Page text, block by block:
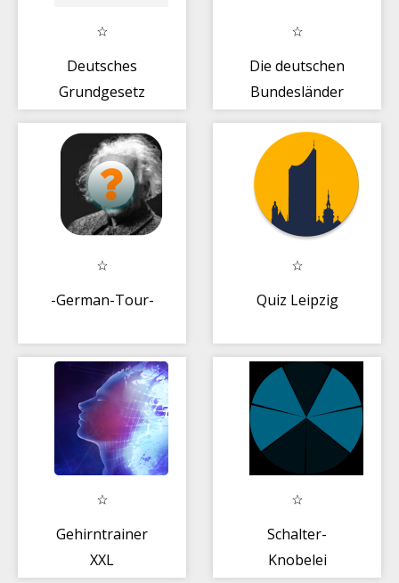
Deutsches
Grundgesetz
Die deutschen
Bundesländer
-German-Tour- Quiz Leipzig
Gehirntrainer
XXL
Schalter-
Knobelei